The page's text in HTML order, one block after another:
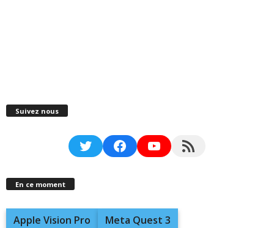
Suivez nous
TwitterFacebookYouTubeRSS Feed
En ce moment
Apple Vision Pro
Meta Quest 3